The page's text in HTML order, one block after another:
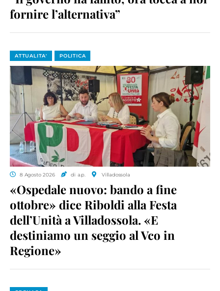
fornire l’alternativa”
ATTUALITA' POLITICA
8 Agosto 2026 di a.p. Villadossola
«Ospedale nuovo: bando a fine
ottobre» dice Riboldi alla Festa
dell’Unità a Villadossola. «E
destiniamo un seggio al Vco in
Regione»